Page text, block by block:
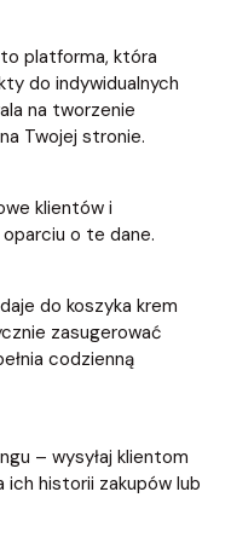
to platforma, która
do indywidualnych
na tworzenie
Twojej stronie.
klientów i
o te dane.
do koszyka krem
zasugerować
codzienną
– wysyłaj klientom
historii zakupów lub